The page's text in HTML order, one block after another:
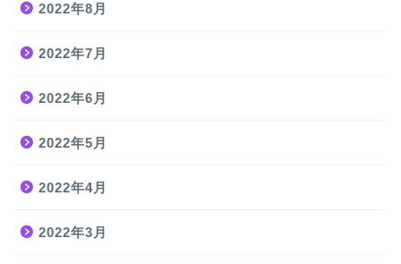
2022年8月
2022年7月
2022年6月
2022年5月
2022年4月
2022年3月